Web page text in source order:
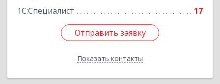
1С:Специалист
17
Отправить заявку
Показать контакты
Отправить заявку
Назад